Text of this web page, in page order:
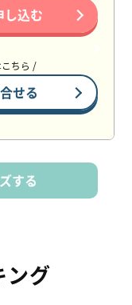
し込む
ちら /
せる
する
ング